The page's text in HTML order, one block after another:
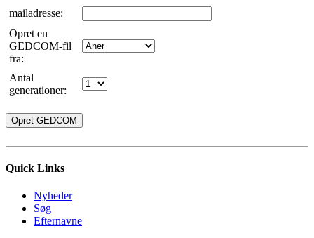
mailadresse:
Opret en
GEDCOM-fil
fra:
Antal
generationer:
Quick Links
Nyheder
Søg
Efternavne